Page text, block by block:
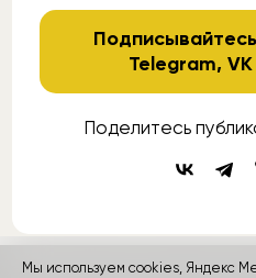
Telegram,VK
Поделитесь
Мы используем cookies, Яндекс